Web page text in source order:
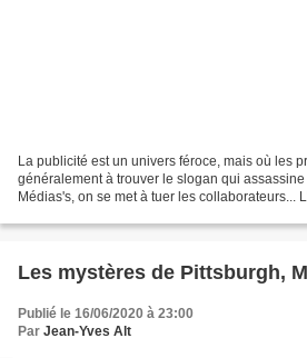
La publicité est un univers féroce, mais où les
généralement à trouver le slogan qui
Médias's, on se met à tuer les collaborateurs...
Les mystères de Pittsburgh,
Publié le 16/06/2020 à 23:00
Par Jean-Yves Alt